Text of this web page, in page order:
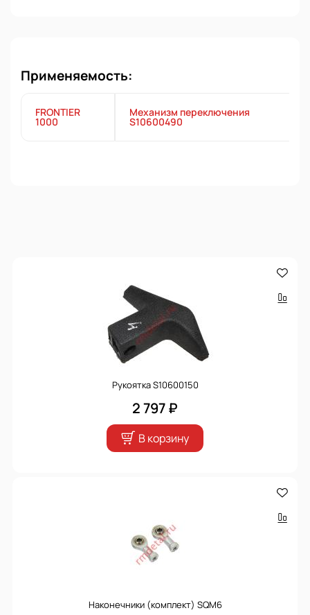
Применяемость:
FRONTIER
1000
Механизм переключения
S10600490
Рукоятка S10600150
2 797 ₽
В корзину
Наконечники (комплект) SQM6